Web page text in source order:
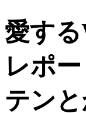
愛す
レポ
テン